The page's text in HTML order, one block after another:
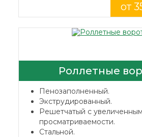
от
Роллетные
Пенозаполненный.
Экструдированный.
Решетчатый с
просматриваемости.
Стальной.